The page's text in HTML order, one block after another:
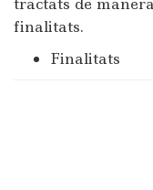
finalitats.
Finalitats